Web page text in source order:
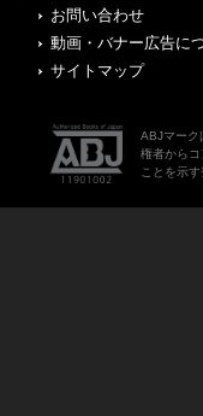
お問い合わせ
動画・バナー広告に
サイトマップ
ABJマーク
権者から
ことを示